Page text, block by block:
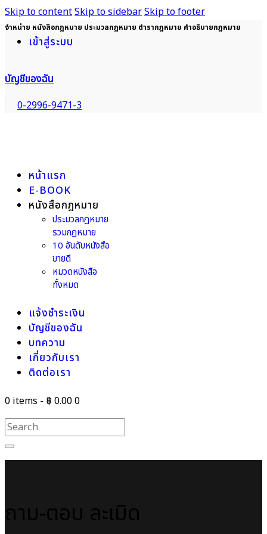
Skip to contentSkip to sidebarSkip to footer
จำหน่าย หนังสือกฎหมาย ประมวลกฎหมาย ตำรากฎหมาย คำอธิบายกฎหมาย
เข้าสู่ระบบ
บัญชีของฉัน
0-2996-9471-3
หน้าแรก
E-BOOK
หนังสือกฎหมาย
ประมวลกฎหมาย
รวมกฎหมาย
10 อันดับหนังสือ
ขายดี
หมวดหนังสือ
ทั้งหมด
แจ้งชำระเงิน
บัญชีของฉัน
บทความ
เกี่ยวกับเรา
ติดต่อเรา
0 items - ฿ 0.000